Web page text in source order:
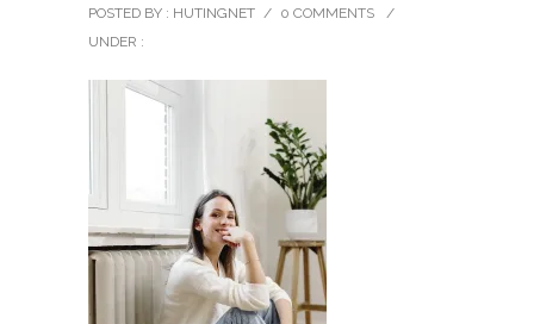
POSTED BY : HUTINGNET / 0 COMMENTS
/
UNDER :